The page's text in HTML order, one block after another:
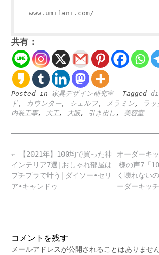
www.umifani.com/
共有：
Posted in 家具デザイン研究室 Tagged
ド, カウンター, シェルフ, メラミン, ラッ
内装工事, 大工, 大阪, 引き出し , 美容室
Post
navigation
オーダーキ
様の声7「
く壊れない
ーダーキッ
← 【2021年】100均で買った神
インテリア7選|おしゃれ部屋は
プチプラで叶う|ダイソー•セリ
ア•キャンドゥ
コメントを残す
メールアドレスが公開されることはありません